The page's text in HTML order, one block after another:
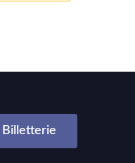
Billetterie